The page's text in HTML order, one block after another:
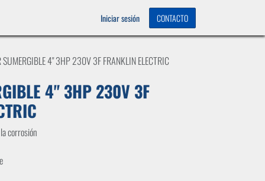
Iniciar sesión CONTACTO
SUMERGIBLE 4" 3HP 230V 3F FRANKLIN ELECTRIC
4" 3HP 230V 3F
corrosión